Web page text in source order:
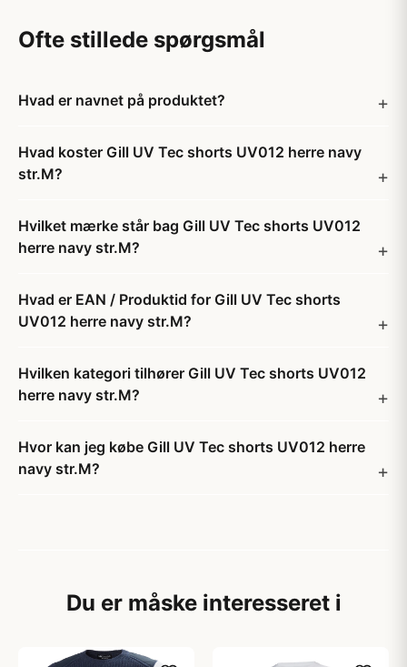
Ofte stillede spørgsmål
Hvad er navnet på produktet?
Hvad koster Gill UV Tec shorts UV012 herre navy
str.M?
Hvilket mærke står bag Gill UV Tec shorts UV012
herre navy str.M?
Hvad er EAN / Produktid for Gill UV Tec shorts
UV012 herre navy str.M?
Hvilken kategori tilhører Gill UV Tec shorts UV012
herre navy str.M?
Hvor kan jeg købe Gill UV Tec shorts UV012 herre
navy str.M?
Du er måske interesseret i